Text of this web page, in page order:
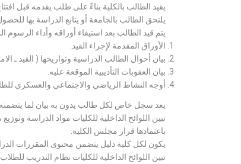
يقيد الطالب بالكلية بناءً على طلب يقدمه قبل
يلتحق الطالب بالجامعة أو يتابع الدراسة بها
يتم قيد الطالب بعد استيفاء أوراقه وأداء
الأوراق المقدمة لإجراء القيد.
بيان أحوال الطالب الدراسية وتواريخها ( القيد ـ
بيان العقوبات التأديبية الموقعة عليه.
أوجه النشاط الرياضي والاجتماعي والعسكري
يعد سجل خاص لكل طالب يدون به بيان لما
تبين اللوائح الداخلية للكليات مواد الدراسة
باعتمادها قرار مجلس الكلية.
يكون لكل كلية دليل يتضمن محتوى المقررات
تبين اللوائح الداخلية للكليات نظام التدريب